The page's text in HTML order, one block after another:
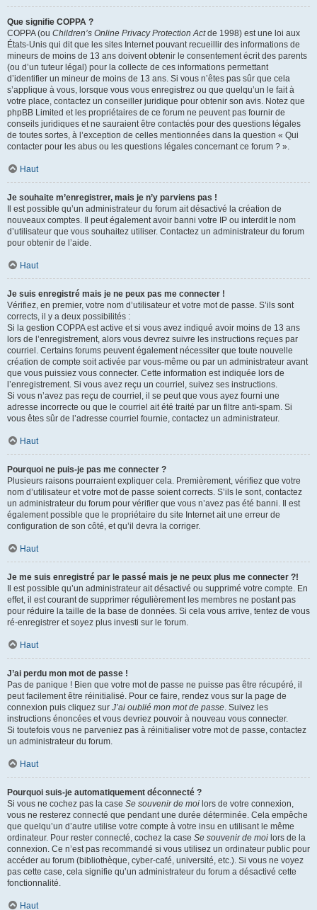
Que signifie COPPA ?
COPPA (ou Children’s Online Privacy Protection Actde 1998) est une loi aux
États-Unis qui dit que les sites Internet pouvant recueillir des informations de
mineurs de moins de 13 ans doivent obtenir le consentement écrit des parents
(ou d’un tuteur légal) pour la collecte de ces informations permettant
d’identifier un mineur de moins de 13 ans. Si vous n’êtes pas sûr que cela
s’applique à vous, lorsque vous vous enregistrez ou que quelqu’un le fait à
votre place, contactez un conseiller juridique pour obtenir son avis. Notez que
phpBB Limited et les propriétaires de ce forum ne peuvent pas fournir de
conseils juridiques et ne sauraient être contactés pour des questions légales
de toutes sortes, à l’exception de celles mentionnées dans la question « Qui
contacter pour les abus ou les questions légales concernant ce forum ? ».
Haut
Je souhaite m’enregistrer, mais je n’y parviens pas !
Il est possible qu’un administrateur du forum ait désactivé la création de
nouveaux comptes. Il peut également avoir banni votre IP ou interdit le nom
d’utilisateur que vous souhaitez utiliser. Contactez un administrateur du forum
pour obtenir de l’aide.
Haut
Je suis enregistré mais je ne peux pas me connecter !
Vérifiez, en premier, votre nom d’utilisateur et votre mot de passe. S’ils sont
corrects, il y a deux possibilités :
Si la gestion COPPA est active et si vous avez indiqué avoir moins de 13 ans
lors de l’enregistrement, alors vous devrez suivre les instructions reçues par
courriel. Certains forums peuvent également nécessiter que toute nouvelle
création de compte soit activée par vous-même ou par un administrateur avant
que vous puissiez vous connecter. Cette information est indiquée lors de
l’enregistrement. Si vous avez reçu un courriel, suivez ses instructions.
Si vous n’avez pas reçu de courriel, il se peut que vous ayez fourni une
adresse incorrecte ou que le courriel ait été traité par un filtre anti-spam. Si
vous êtes sûr de l’adresse courriel fournie, contactez un administrateur.
Haut
Pourquoi ne puis-je pas me connecter ?
Plusieurs raisons pourraient expliquer cela. Premièrement, vérifiez que votre
nom d’utilisateur et votre mot de passe soient corrects. S’ils le sont, contactez
un administrateur du forum pour vérifier que vous n’avez pas été banni. Il est
également possible que le propriétaire du site Internet ait une erreur de
configuration de son côté, et qu’il devra la corriger.
Haut
Je me suis enregistré par le passé mais je ne peux plus me connecter ?!
Il est possible qu’un administrateur ait désactivé ou supprimé votre compte. En
effet, il est courant de supprimer régulièrement les membres ne postant pas
pour réduire la taille de la base de données. Si cela vous arrive, tentez de vous
ré-enregistrer et soyez plus investi sur le forum.
Haut
J’ai perdu mon mot de passe !
Pas de panique ! Bien que votre mot de passe ne puisse pas être récupéré, il
peut facilement être réinitialisé. Pour ce faire, rendez vous sur la page de
connexion puis cliquez sur J’ai oublié mon mot de passe. Suivez les
instructions énoncées et vous devriez pouvoir à nouveau vous connecter.
Si toutefois vous ne parveniez pas à réinitialiser votre mot de passe, contactez
un administrateur du forum.
Haut
Pourquoi suis-je automatiquement déconnecté ?
Si vous ne cochez pas la case Se souvenir de moi lors de votre connexion,
vous ne resterez connecté que pendant une durée déterminée. Cela empêche
que quelqu’un d’autre utilise votre compte à votre insu en utilisant le même
ordinateur. Pour rester connecté, cochez la case Se souvenir de moi lors de la
connexion. Ce n’est pas recommandé si vous utilisez un ordinateur public pour
accéder au forum (bibliothèque, cyber-café, université, etc.). Si vous ne voyez
pas cette case, cela signifie qu’un administrateur du forum a désactivé cette
fonctionnalité.
Haut